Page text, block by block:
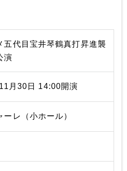
五代目宝井琴鶴真打昇進襲
演
月30日 14:00開演
ーレ（小ホール）